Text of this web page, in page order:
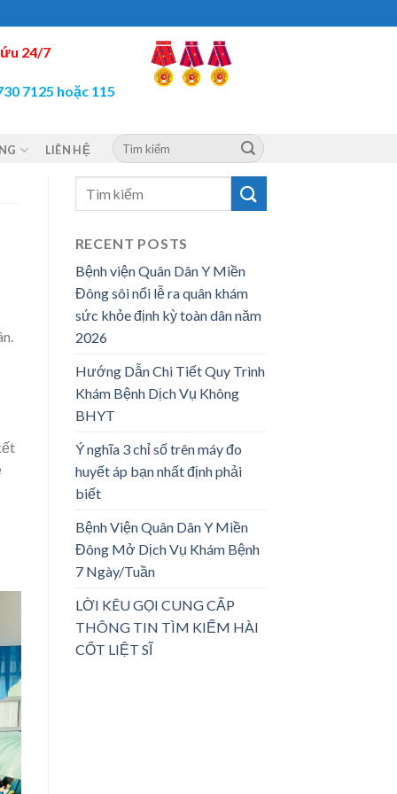
24/7
7125 hoặc 115
LIÊN HỆ
RECENT POSTS
Bệnh viện Quân Dân Y Miền
Đông sôi nổi lễ ra quân khám
sức khỏe định kỳ toàn dân năm
2026
Hướng Dẫn Chi Tiết Quy Trình
Khám Bệnh Dịch Vụ Không
BHYT
Ý nghĩa 3 chỉ số trên máy đo
huyết áp bạn nhất định phải
biết
Bệnh Viện Quân Dân Y Miền
Đông Mở Dịch Vụ Khám Bệnh
7 Ngày/Tuần
LỜI KÊU GỌI CUNG CẤP
THÔNG TIN TÌM KIẾM HÀI
CỐT LIỆT SĨ